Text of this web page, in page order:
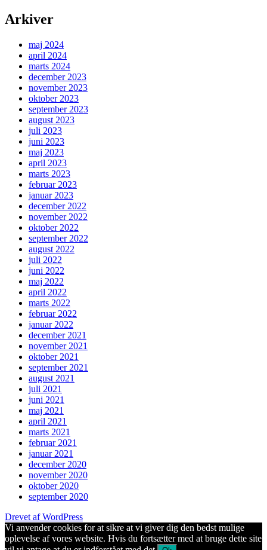
Arkiver
maj 2024
april 2024
marts 2024
december 2023
november 2023
oktober 2023
september 2023
august 2023
juli 2023
juni 2023
maj 2023
april 2023
marts 2023
februar 2023
januar 2023
december 2022
november 2022
oktober 2022
september 2022
august 2022
juli 2022
juni 2022
maj 2022
april 2022
marts 2022
februar 2022
januar 2022
december 2021
november 2021
oktober 2021
september 2021
august 2021
juli 2021
juni 2021
maj 2021
april 2021
marts 2021
februar 2021
januar 2021
december 2020
november 2020
oktober 2020
september 2020
Drevet af WordPress
Vi anvender cookies for at sikre at vi giver dig den bedst mulige
oplevelse af vores website. Hvis du fortsætter med at bruge dette site